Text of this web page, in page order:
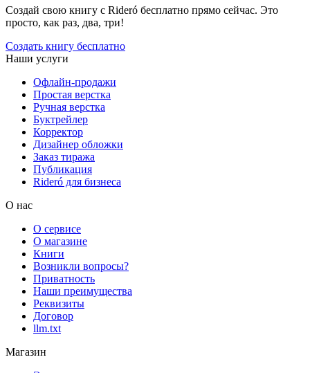
Создай свою книгу с Rideró бесплатно прямо сейчас. Это
просто, как раз, два, три!
Создать книгу бесплатно
Наши услуги
Офлайн-продажи
Простая верстка
Ручная верстка
Буктрейлер
Корректор
Дизайнер обложки
Заказ тиража
Публикация
Rideró для бизнеса
О нас
О сервисе
О магазине
Книги
Возникли вопросы?
Приватность
Наши преимущества
Реквизиты
Договор
llm.txt
Магазин